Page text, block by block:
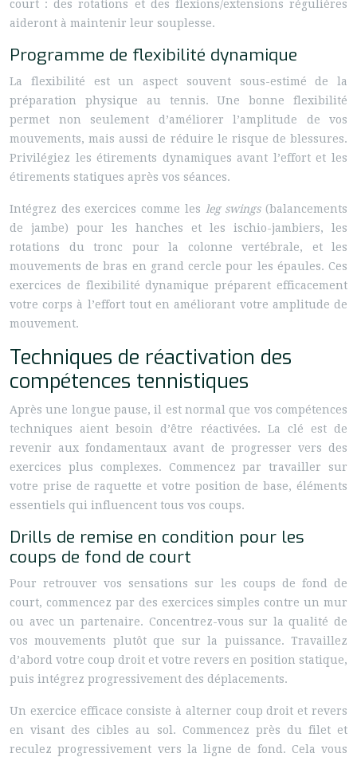
court : des rotations et des flexions/extensions régulières
aideront à maintenir leur souplesse.
Programme de flexibilité dynamique
La flexibilité est un aspect souvent sous-estimé de la
préparation physique au tennis. Une bonne flexibilité
permet non seulement d’améliorer l’amplitude de vos
mouvements, mais aussi de réduire le risque de blessures.
Privilégiez les étirements dynamiques avant l’effort et les
étirements statiques après vos séances.
Intégrez des exercices comme les leg swings(balancements
de jambe) pour les hanches et les ischio-jambiers, les
rotations du tronc pour la colonne vertébrale, et les
mouvements de bras en grand cercle pour les épaules. Ces
exercices de flexibilité dynamique préparent efficacement
votre corps à l’effort tout en améliorant votre amplitude de
mouvement.
Techniques de réactivation des
compétences tennistiques
Après une longue pause, il est normal que vos compétences
techniques aient besoin d’être réactivées. La clé est de
revenir aux fondamentaux avant de progresser vers des
exercices plus complexes. Commencez par travailler sur
votre prise de raquette et votre position de base, éléments
essentiels qui influencent tous vos coups.
Drills de remise en condition pour les
coups de fond de court
Pour retrouver vos sensations sur les coups de fond de
court, commencez par des exercices simples contre un mur
ou avec un partenaire. Concentrez-vous sur la qualité de
vos mouvements plutôt que sur la puissance. Travaillez
d’abord votre coup droit et votre revers en position statique,
puis intégrez progressivement des déplacements.
Un exercice efficace consiste à alterner coup droit et revers
en visant des cibles au sol. Commencez près du filet et
reculez progressivement vers la ligne de fond. Cela vous